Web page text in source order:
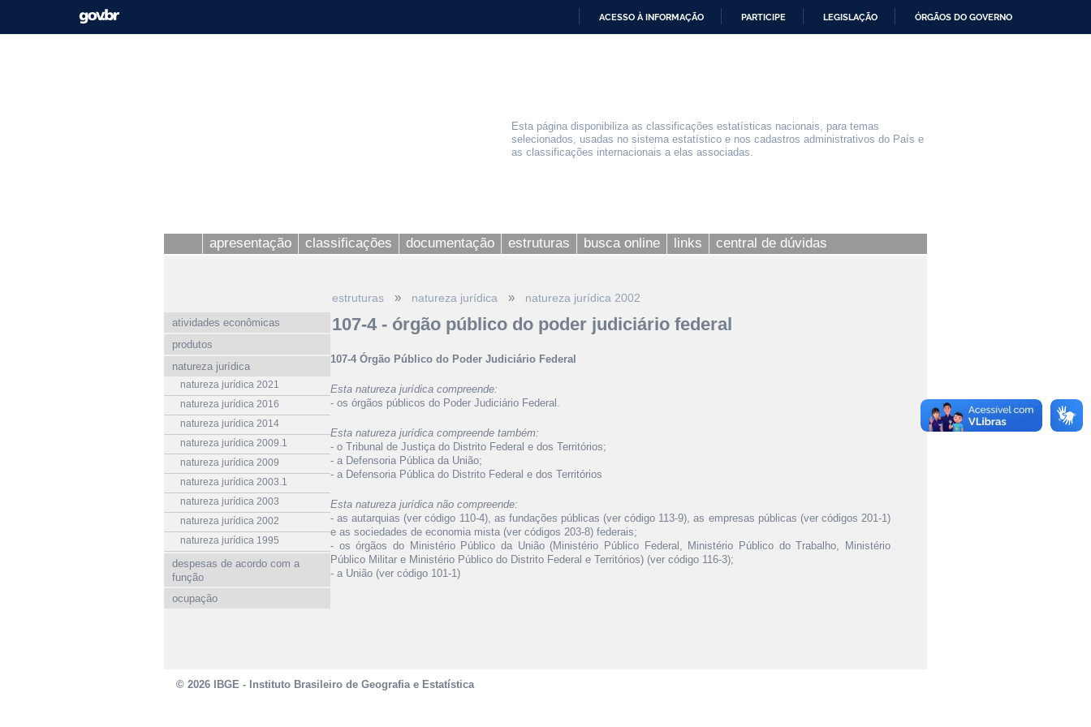
ACESSO À INFORMAÇÃO PARTICIPE LEGISLAÇÃO ÓRGÃOS DO GOVERNO
Esta página disponibiliza as classificações estatísticas nacionais, para temas
selecionados, usadas no sistema estatístico e nos cadastros administrativos do País e
as classificações internacionais a elas associadas.
apresentação classificações documentação estruturas busca online links central de dúvidas
atividades econômicas
produtos
natureza jurídica
natureza jurídica 2021
natureza jurídica 2016
natureza jurídica 2014
natureza jurídica 2009.1
natureza jurídica 2009
natureza jurídica 2003.1
natureza jurídica 2003
natureza jurídica 2002
natureza jurídica 1995
despesas de acordo com a
função
ocupação
estruturas » natureza jurídica » natureza jurídica 2002
107-4 - órgão público do poder judiciário federal
107-4 Órgão Público do Poder Judiciário Federal
Esta natureza jurídica compreende:
- os órgãos públicos do Poder Judiciário Federal.
Esta natureza jurídica compreende também:
- o Tribunal de Justiça do Distrito Federal e dos Territórios;
- a Defensoria Pública da União;
- a Defensoria Pública do Distrito Federal e dos Territórios
Esta natureza jurídica não compreende:
- as autarquias (ver código 110-4), as fundações públicas (ver código 113-9), as empresas públicas (ver códigos 201-1)
e as sociedades de economia mista (ver códigos 203-8) federais;
- os órgãos do Ministério Público da União (Ministério Público Federal, Ministério Público do Trabalho, Ministério
Público Militar e Ministério Público do Distrito Federal e Territórios) (ver código 116-3);
- a União (ver código 101-1)
© 2026 IBGE - Instituto Brasileiro de Geografia e Estatística